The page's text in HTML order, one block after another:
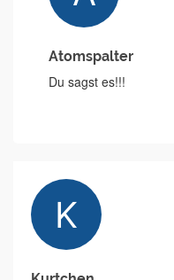
Atomspalter
Du sagst es!!!